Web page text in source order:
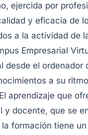
ejercida por
y eficacia de
a la actividad de
Empresarial
desde el
a su
aprendizaje que
y docente, que se
formación tiene